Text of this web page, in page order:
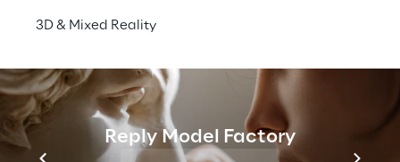
3D & Mixed Reality
Reply Model Factory